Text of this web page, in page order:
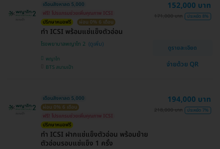
เดือนสิงหาลด 5,000
ฟรี! โปรแกรมช่วยเพิ่มคุณภาพ ICSI
ปรึกษาหมอฟรี
ผ่อน 0% 6 เดือน
ทำ ICSI พร้อมแช่แข็งตัวอ่อน
โรงพยาบาลพญาไท 2
พญาไท
BTS สนามเป้า
152,000 บาท
171,000 บาท ประหยัด 8%
ดูรายละเอียด
จ่ายด้วย QR
เดือนสิงหาลด 5,000
ผ่อน 0% 6 เดือน
ฟรี! โปรแกรมช่วยเพิ่มคุณภาพ ICSI
ปรึกษาหมอฟรี
ทำ ICSI ฝากแช่แข็งตัวอ่อน พร้อมย้าย
ตัวอ่อนรอบแช่แข็ง 1 ครั้ง
194,000 บาท
218,000 บาท ประหยัด 7%